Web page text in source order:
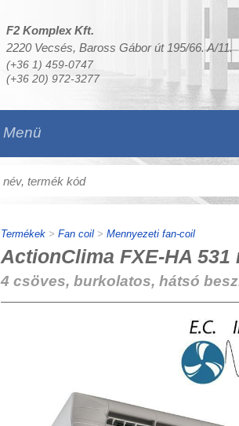
F2 Komplex Kft.
2220 Vecsés, Baross Gábor út 195/66. A/11.
(+36 1) 459-0747
(+36 20) 972-3277
Menü
Termékek> Fan coil> Mennyezeti fan-coil
ActionClima FXE-HA
4 csöves, burkolatos, hátsó